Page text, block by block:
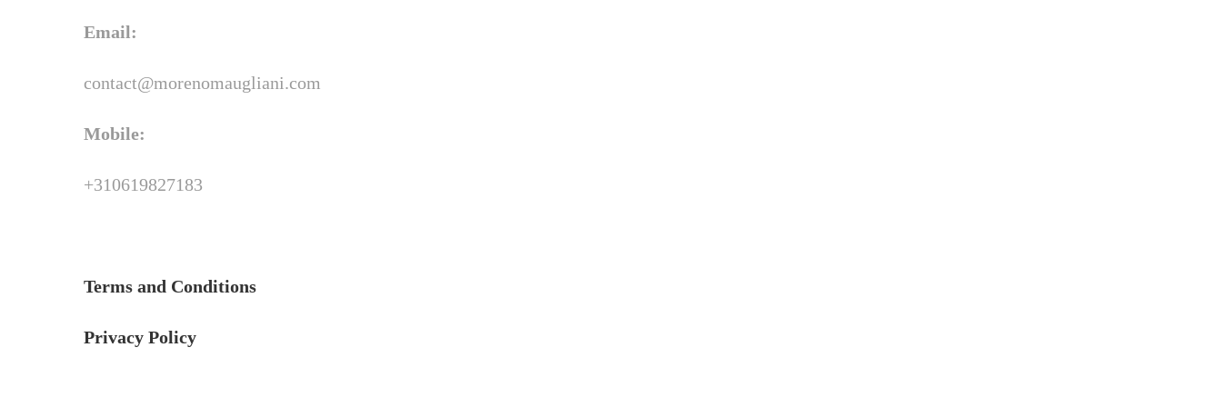
Email:
contact@morenomaugliani.com
Mobile:
+310619827183
Terms and Conditions
Privacy Policy